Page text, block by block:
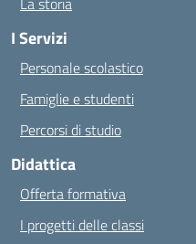
I Servizi
Personale scolastico
Famiglie e studenti
Percorsi di studio
Didattica
Offerta formativa
I progetti delle classi